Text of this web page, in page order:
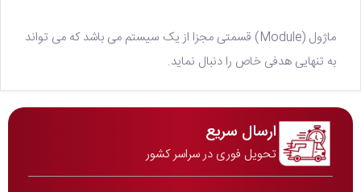
ماژول (Module) قسمتی مجزا از یک سیستم می باشد که می تواند
به تنهایی هدفی خاص را دنبال نماید.
ارسال سریع
تحویل فوری در سراسر کشور